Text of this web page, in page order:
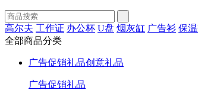
高尔夫 工作证 办公杯 U盘 烟灰缸 广告衫 保
全部商品分类
广告促销礼品创意礼品
广告促销礼品